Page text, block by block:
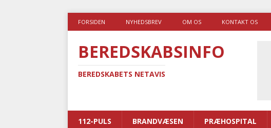
FORSIDEN NYHEDSBREV OM OS KONTAKT OS
BEREDSKABSINFO
BEREDSKABETS NETAVIS
112-PULS BRANDVÆSEN PRÆHOSPITAL